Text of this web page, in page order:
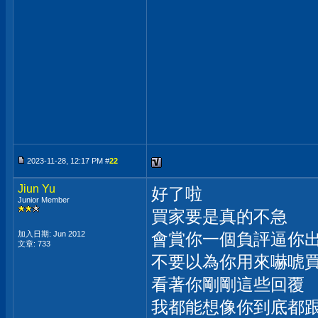
2023-11-28, 12:17 PM #22
Jiun Yu
Junior Member
加入日期: Jun 2012
文章: 733
好了啦
買家要是真的不急
會賞你一個負評逼你
不要以為你用來嚇唬
看著你剛剛這些回覆
我都能想像你到底都